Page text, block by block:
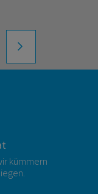
kümmern